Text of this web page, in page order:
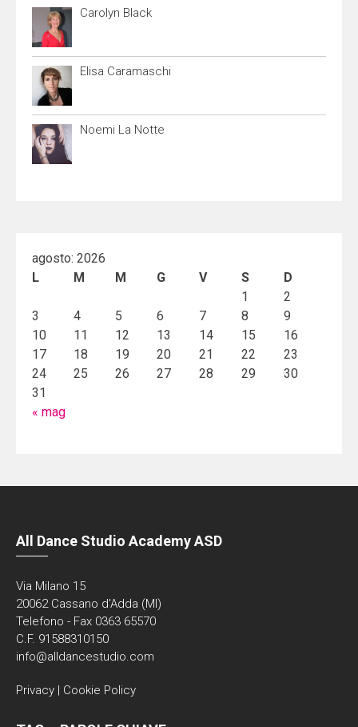
Carolyn Black
Elisa Caramaschi
Noemi La Notte
agosto: 2026
L
M M G V S D
« mag
1
2
3
4 5 6 7 8
9
10
11 12 13 14 15
16
17
18 19 20 21 22
23
24
25 26 27 28 29
30
31
All Dance Studio Academy ASD
Via Milano 15
20062 Cassano d'Adda (MI)
Telefono - Fax 0363 65570
C.F. 91588310150
info@alldancestudio.com
Privacy | Cookie Policy